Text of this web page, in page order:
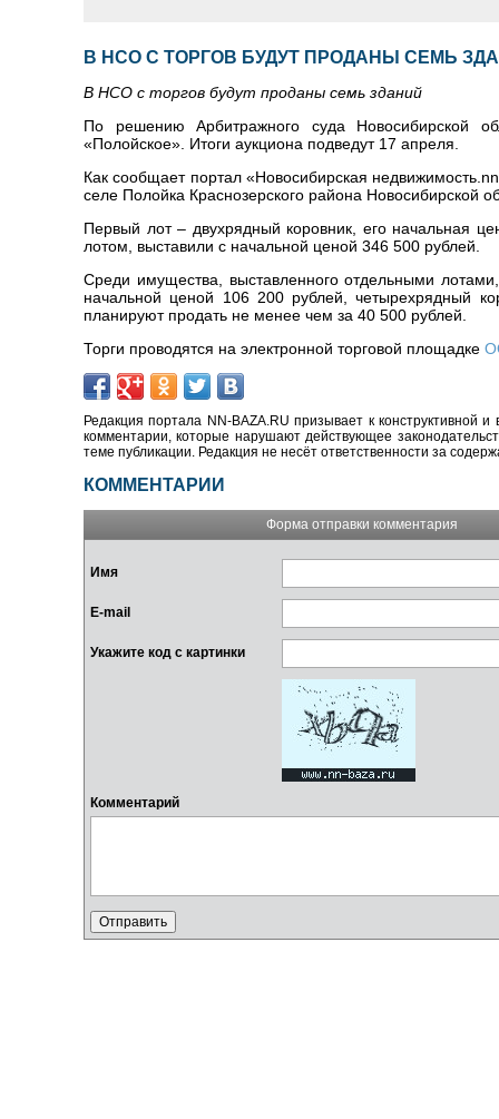
В НСО С ТОРГОВ БУДУТ ПРОДАНЫ СЕМЬ
В НСО с торгов будут проданы семь зданий
По решению Арбитражного суда Новосибирской
«Полойское». Итоги аукциона подведут 17 апреля.
Как сообщает портал «Новосибирская
селе Полойка Краснозерского района Новосибирской
Первый лот – двухрядный коровник, его начальная
лотом, выставили с начальной ценой 346 500 рублей.
Среди имущества, выставленного отдельными
начальной ценой 106 200 рублей, четырехрядный
планируют продать не менее чем за 40 500 рублей.
Торги проводятся на электронной торговой площадке
Редакция портала NN-BAZA.RU призывает к конструктивной
комментарии, которые нарушают действующее
теме публикации. Редакция не несёт ответственности за
КОММЕНТАРИИ
Форма отправки комментария
Имя
E-mail
Укажите код с картинки
Комментарий